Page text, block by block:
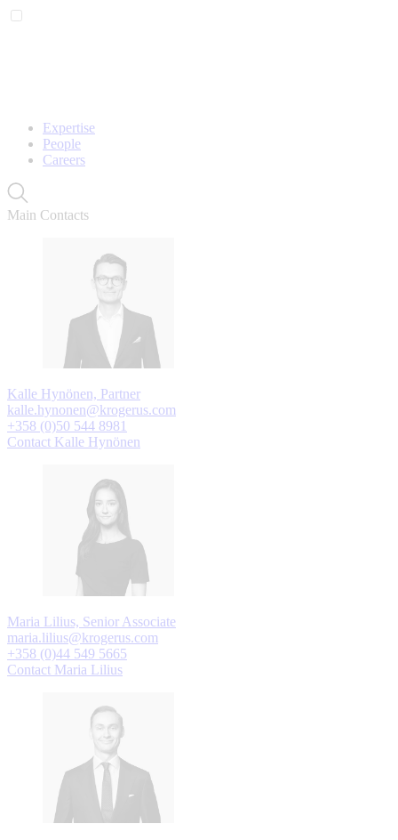
Expertise
People
Careers
Main Contacts
Kalle Hynönen, Partner
kalle.hynonen@krogerus.com
+358 (0)50 544 8981
Contact Kalle Hynönen
Maria Lilius, Senior Associate
maria.lilius@krogerus.com
+358 (0)44 549 5665
Contact Maria Lilius